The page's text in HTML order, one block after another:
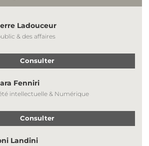
Ladouceur
& des affaires
Consulter
Fenniri
intellectuelle & Numérique
Consulter
Landini